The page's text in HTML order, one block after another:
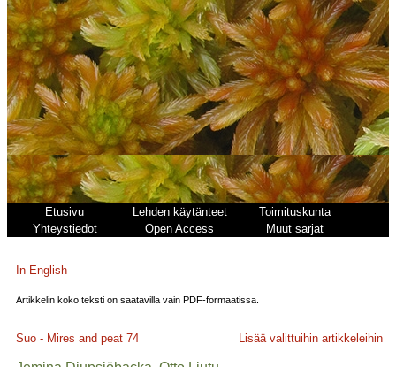
Etusivu Lehden käytänteet
Toimituskunta
Yhteystiedot
Open Access Muut sarjat
In English
Artikkelin koko teksti on saatavilla vain PDF-formaatissa.
Suo - Mires and peat 74 Lisää valittuihin artikkeleihin